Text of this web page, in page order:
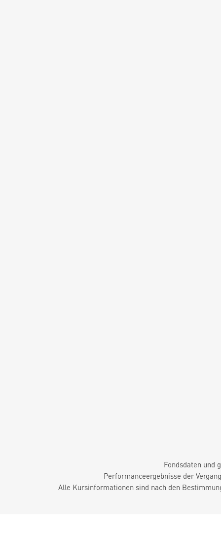
Fondsdaten und
Performanceergebnisse der
Alle Kursinformationen sind nach den